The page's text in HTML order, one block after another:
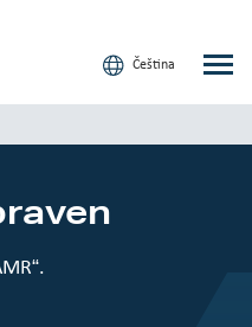
Čeština